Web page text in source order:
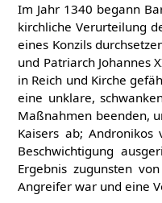
Im Jahr 1340 begann
kirchliche Verurteilung
eines Konzils
und Patriarch Johannes
in Reich und Kirche
eine unklare,
Maßnahmen beenden,
Kaisers ab;
Beschwichtigung
Ergebnis zugunsten
Angreifer war und eine